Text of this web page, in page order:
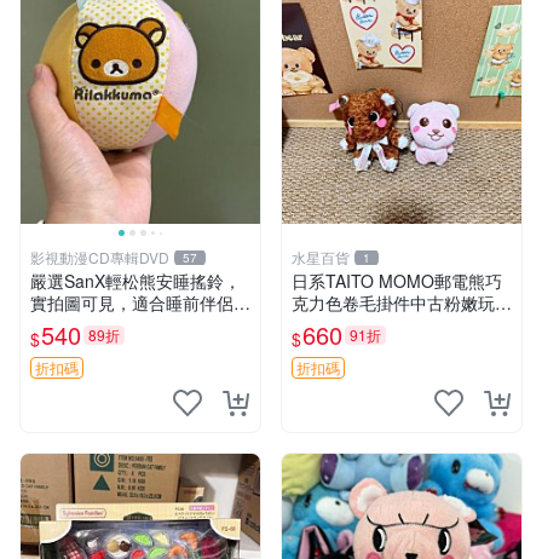
影視動漫CD專輯DVD 57
嚴選SanX輕松熊安睡搖鈴，
實拍圖可見，適合睡前伴侶，
Picks安撫好物 0325 懸吊 電
腦
$540 89折
折扣碼
水星百貨 1
日系TAITO MOMO郵電熊巧
克力色卷毛掛件中古粉嫩玩偶
微瑕推薦 postpet momo 郵
電熊 中古玩偶
$660 91折
折扣碼